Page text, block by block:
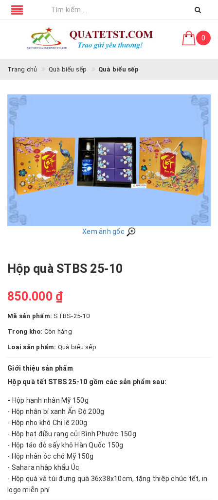
0
Trang chủ Quà biếu sếp Quà biếu sếp
Xem ảnh gốc
Hộp quà STBS 25-10
850.000 ₫
Mã sản phẩm: STBS-25-10
Trong kho: Còn hàng
Loại sản phẩm: Quà biếu sếp
Giới thiệu sản phẩm
Hộp quà tết STBS 25-10 gồm các sản phẩm sau:
- Hộp hạnh nhân Mỹ 150g
- Hộp nhân bí xanh Ấn Độ 200g
- Hộp nho khô Chi lê 200g
- Hộp hạt điều rang củi Bình Phước 150g
- Hộp táo đỏ sấy khô Hàn Quốc 150g
- Hộp nhân óc chó Mỹ 150g
- Sahara nhập khẩu Úc
- Hộp quà và túi đựng quà 36x38x10cm, tặng thiệp chúc tết, in
logo miễn phí